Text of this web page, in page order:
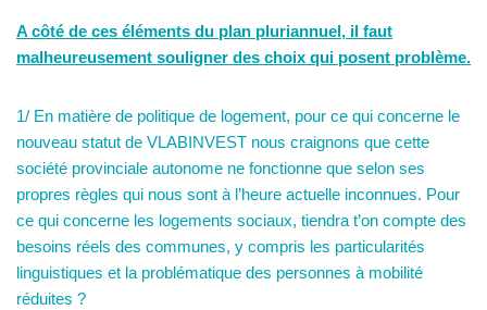
A côté de ces éléments du plan pluriannuel, il faut
malheureusement souligner des choix qui posent problème.
1/ En matière de politique de logement, pour ce qui concerne le
nouveau statut de VLABINVEST nous craignons que cette
société provinciale autonome ne fonctionne que selon ses
propres règles qui nous sont à l’heure actuelle inconnues. Pour
ce qui concerne les logements sociaux, tiendra t’on compte des
besoins réels des communes, y compris les particularités
linguistiques et la problématique des personnes à mobilité
réduites ?